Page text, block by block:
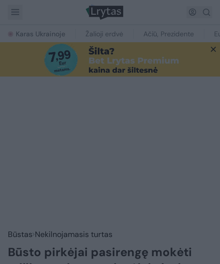
Karas Ukrainoje Žalioji erdvė Ačiū, Prezidente
Būstas Nekilnojamasis turtas
Būsto pirkėjai pasirengę mokėti